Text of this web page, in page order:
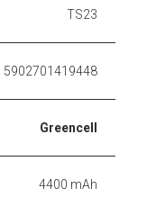
TS23
5902701419448
Greencell
4400 mAh